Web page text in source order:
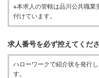
※本求人の管轄は品川公共職業
付けています。
求人番号を必ず控えてくだ
ハローワークで紹介状を発行
す。